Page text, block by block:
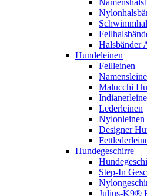
Halsbänder
Hundeleinen
Fellleinen
Malucchi
Lederleinen
Nylonleinen
Designer
Hundegeschirre
Step-In
Julius-K9®